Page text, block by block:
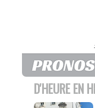
D'HEURE EN